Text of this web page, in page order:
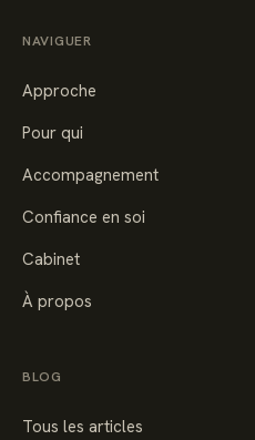
NAVIGUER
Approche
Pour qui
Accompagnement
Confiance en soi
Cabinet
À propos
BLOG
Tous les articles